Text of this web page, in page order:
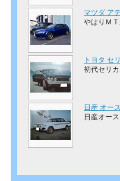
マツダ ア
やはりＭ
トヨタ セ
初代セ
日産 オー
日産